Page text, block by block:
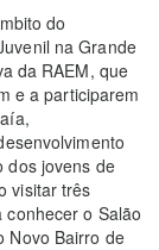
do
na Grande
da RAEM, que
e a participarem
dos jovens de
visitar três
o Salão
Novo Bairro de